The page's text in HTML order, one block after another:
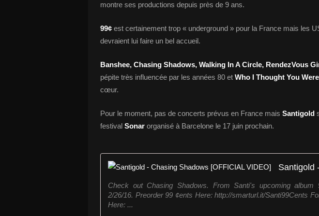
montre ses productions depuis près de 9 ans.
99¢ est certainement trop « underground » pour la France mais les
devraient lui faire un bel accueil.
Banshee, Chasing Shadows, Walking In A Circle, RendezVous
pépite très influencée par les années 80 et Who I Thought You Were
cœur.
Pour le moment, pas de concerts prévus en France mais Santigold
festival Sonar organisé à Barcelone le 17 juin prochain.
Check out Chasing Shadows. From Santi's upcoming
2/26/16. Preorder 99 ¢ents Here: http://smarturl.it/Santi99Cents
Here: ...